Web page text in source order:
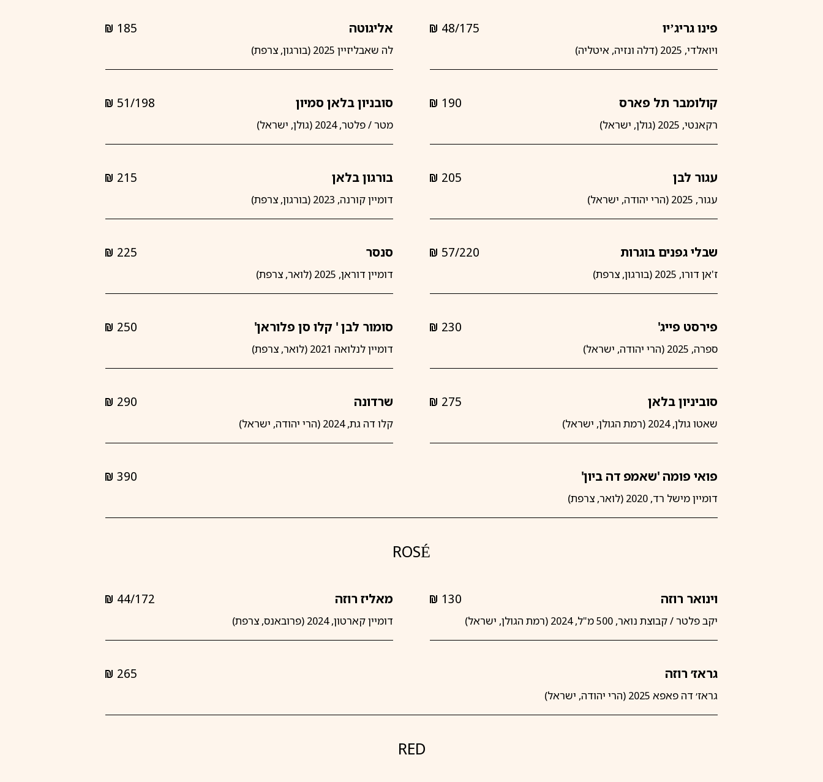
פינו גריג’יו 48/175
ויואלדי, 2025 (דלה ונזיה, איטליה)
אליגוטה 185
לה שאבליזיין 2025 (בורגון, צרפת)
קולומבר תל פארס 190
רקאנטי, 2025 (גולן, ישראל)
סובניון בלאן סמיון 51/198
מטר / פלטר, 2024 (גולן, ישראל)
עגור לבן 205
עגור, 2025 (הרי יהודה, ישראל)
בורגון בלאן 215
דומיין קורנה, 2023 (בורגון, צרפת)
שבלי גפנים בוגרות 57/220
ז'אן דורו, 2025 (בורגון, צרפת)
סנסר 225
דומיין דוראן, 2025 (לואר, צרפת)
פירסט פייג' 230
ספרה, 2025 (הרי יהודה, ישראל)
סומור לבן ' קלו סן פלוראן' 250
דומיין לנלואה 2021 (לואר, צרפת)
סוביניון בלאן 275
שאטו גולן, 2024 (רמת הגולן, ישראל)
שרדונה 290
קלו דה גת, 2024 (הרי יהודה, ישראל)
פואי פומה 'שאמפ דה ביון' 390
דומיין מישל רד, 2020 (לואר, צרפת)
ROSÉ
וינואר רוזה 130
יקב פלטר / קבוצת נואר, 500 מ"ל, 2024 (רמת הגולן, ישראל)
מאליז רוזה 44/172
דומיין קארטון, 2024 (פרובאנס, צרפת)
גראז׳ רוזה 265
גראז׳ דה פאפא 2025 (הרי יהודה, ישראל)
RED